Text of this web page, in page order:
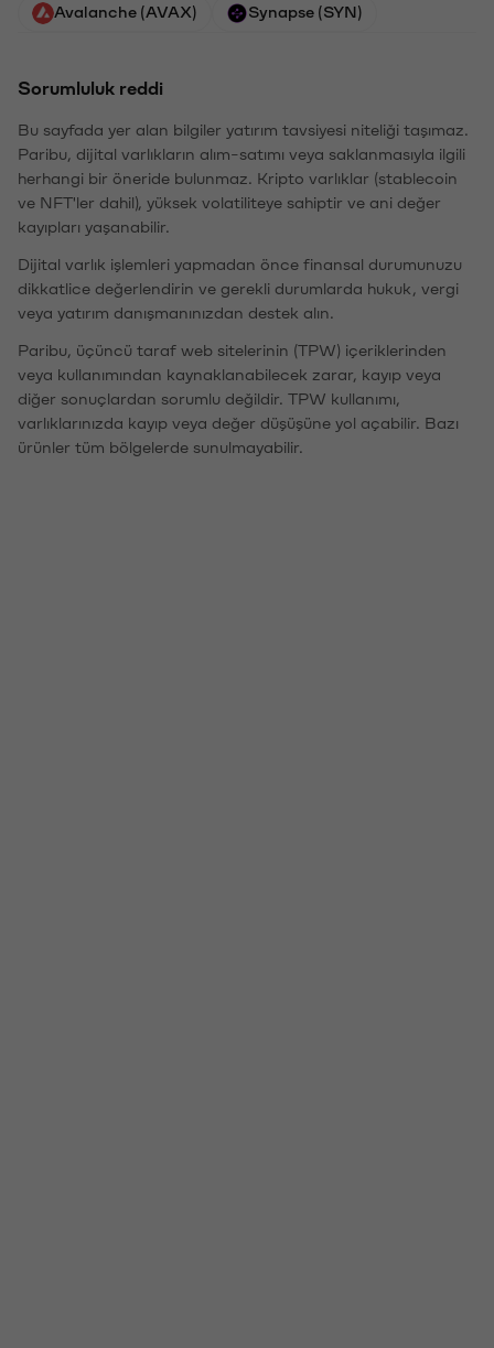
Avalanche (AVAX) Synapse (SYN)
Sorumluluk reddi
Bu sayfada yer alan bilgiler yatırım tavsiyesi niteliği taşımaz.
Paribu, dijital varlıkların alım-satımı veya saklanmasıyla ilgili
herhangi bir öneride bulunmaz. Kripto varlıklar (stablecoin
ve NFT'ler dahil), yüksek volatiliteye sahiptir ve ani değer
kayıpları yaşanabilir.
Dijital varlık işlemleri yapmadan önce finansal durumunuzu
dikkatlice değerlendirin ve gerekli durumlarda hukuk, vergi
veya yatırım danışmanınızdan destek alın.
Paribu, üçüncü taraf web sitelerinin (TPW) içeriklerinden
veya kullanımından kaynaklanabilecek zarar, kayıp veya
diğer sonuçlardan sorumlu değildir. TPW kullanımı,
varlıklarınızda kayıp veya değer düşüşüne yol açabilir. Bazı
ürünler tüm bölgelerde sunulmayabilir.